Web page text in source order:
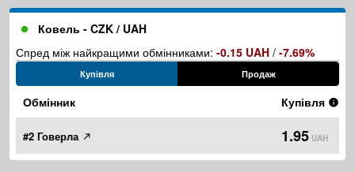
Ковель - CZK / UAH
Спред між найкращими обмінниками: -0.15 UAH / -7.69%
Купівля Продаж
Обмінник Купівля
#2 Говерла 1.95 UAH